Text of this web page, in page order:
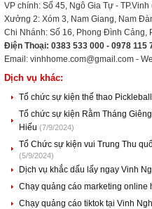
VP chính: Số 45, Ngô Gia Tự -
Xưởng 2: Xóm 3, Nam Giang, Nam
Chi Nhánh: Số 16, Phong Đình Cảng,
Điện Thoại: 0383 533 000 - 0978 115
Email: vinhhome.com@gmail.com -
Dịch vụ khác:
Tổ chức sự kiện thể thao
Tổ chức sự kiện Rằm Tháng
Hiếu (7/9/2024)
Tổ Chức sự kiện vui Trung Thu
(5/9/2024)
Dịch vụ khắc dấu lấy ngay Vinh
Chạy quảng cáo marketing online
Chạy quảng cáo tiktok tại Vinh